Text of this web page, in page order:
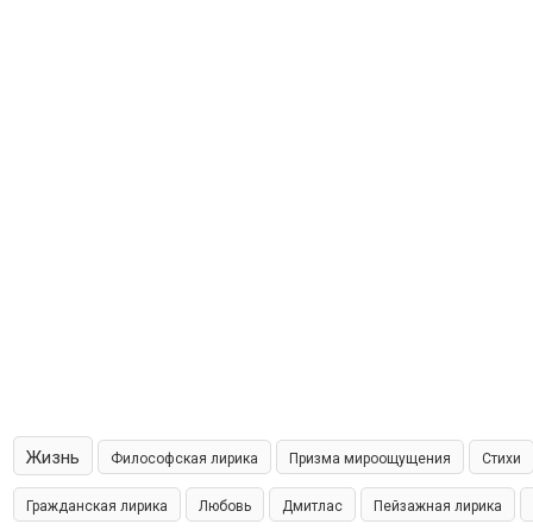
Жизнь Философская лирика Призма мироощущения Стихи
Гражданская лирика Любовь Дмитлас Пейзажная лирика